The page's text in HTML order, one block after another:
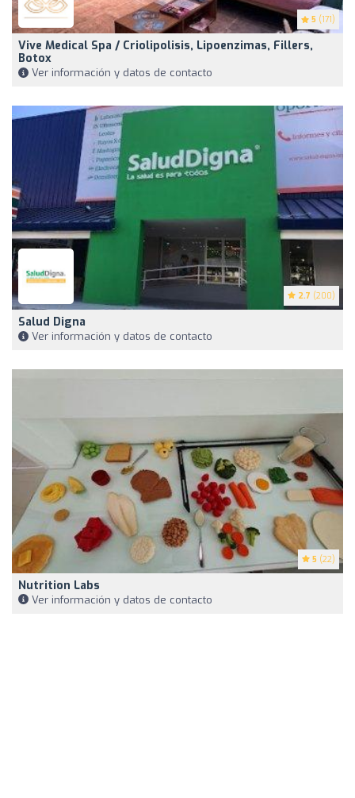
5 (171)
Vive Medical Spa / Criolipolisis, Lipoenzimas, Fillers,
Botox
Ver información y datos de contacto
2.7 (200)
Salud Digna
Ver información y datos de contacto
5 (22)
Nutrition Labs
Ver información y datos de contacto